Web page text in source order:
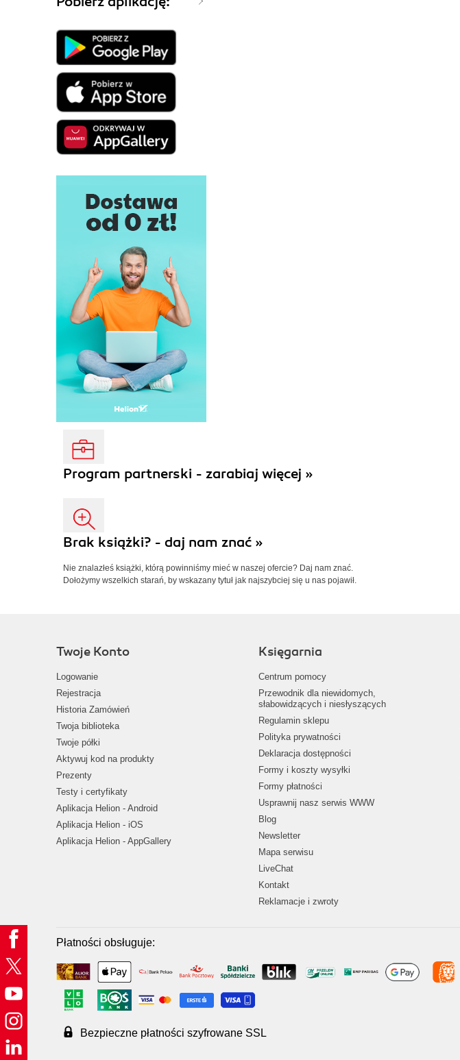
Program partnerski - zarabiaj więcej »
Brak książki? - daj nam znać »
Nie znalazłeś książki, którą powinniśmy mieć w naszej ofercie? Daj nam znać.
Dołożymy wszelkich starań, by wskazany tytuł jak najszybciej się u nas pojawił.
Twoje Konto
Logowanie
Rejestracja
Historia Zamówień
Twoja biblioteka
Twoje półki
Aktywuj kod na produkty
Prezenty
Testy i certyfikaty
Aplikacja Helion - Android
Aplikacja Helion - iOS
Aplikacja Helion - AppGallery
Księgarnia
Centrum pomocy
Przewodnik dla niewidomych,
słabowidzących i niesłyszących
Regulamin sklepu
Polityka prywatności
Deklaracja dostępności
Formy i koszty wysyłki
Formy płatności
Usprawnij nasz serwis WWW
Blog
Newsletter
Mapa serwisu
LiveChat
Kontakt
Reklamacje i zwroty
Płatności obsługuje:
Bezpieczne płatności szyfrowane SSL